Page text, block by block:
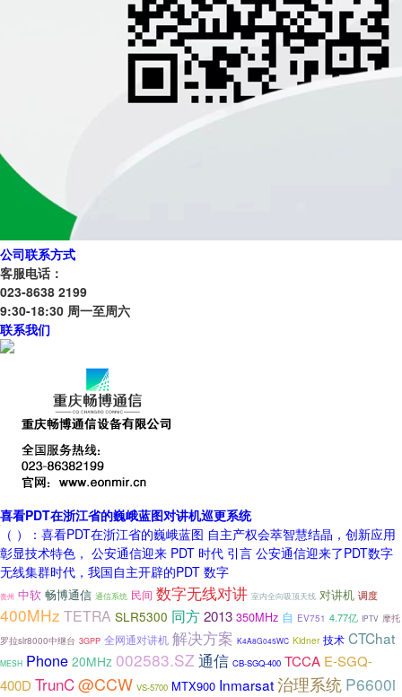
公司联系方式
客服电话：
023-8638 2199
9:30-18:30 周一至周六
联系我们
喜看PDT在浙江省的巍峨蓝图对讲机巡更系统
（ ）：喜看PDT在浙江省的巍峨蓝图 自主产权会萃智慧结晶，创新应用
彰显技术特色， 公安通信迎来 PDT 时代 引言 公安通信迎来了PDT数字
无线集群时代，我国自主开辟的PDT 数字
贵州 中软 畅博通信 通信系统 民间 数字无线对讲 室内全向吸顶天线 对讲机 调度
400MHz TETRA SLR5300 同方2013 350MHz 自 EV751 4.77亿 IPTV 摩托
罗拉slr8000中继台 3GPP 全网通对讲机 解决方案 K4A8G045WC Kidner 技术 CTChat
MESH Phone 20MHz 002583.SZ 通信 CB-SGQ-400 TCCA E-SGQ-
400D TrunC@CCW VS-5700 MTX900 Inmarsat治理系统 P6600i